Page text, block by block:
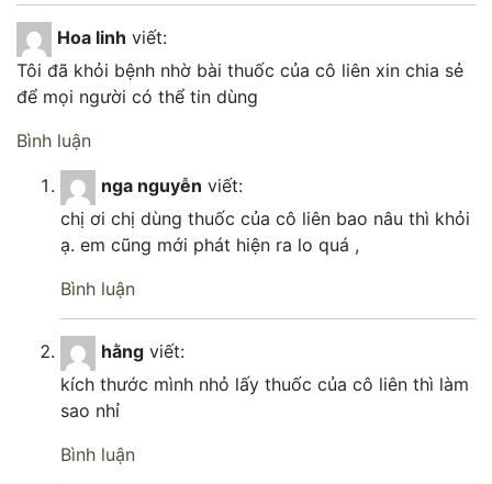
Hoa linh viết:
Tôi đã khỏi bệnh nhờ bài thuốc của cô liên xin chia sẻ
để mọi người có thể tin dùng
Bình luận
nga nguyễn viết:
chị ơi chị dùng thuốc của cô liên bao nâu thì khỏi
ạ. em cũng mới phát hiện ra lo quá ,
Bình luận
hằng viết:
kích thước mình nhỏ lấy thuốc của cô liên thì làm
sao nhỉ
Bình luận